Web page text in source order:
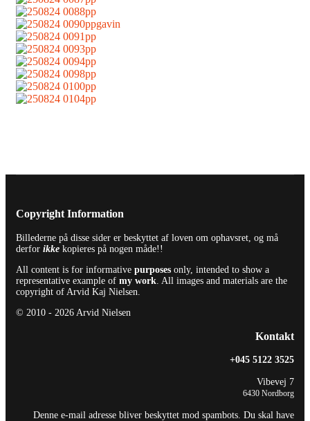
Copyright Information
Billederne på disse sider er beskyttet af loven om ophavsret, og må
derfor ikke kopieres på nogen måde!!
All content is for informative purposes only, intended to show a
representative example of my work . All images and materials are the
copyright of Arvid Kaj Nielsen.
© 2010 - 2026 Arvid Nielsen
Kontakt
+045 5122 3525
Vibevej 7
6430 Nordborg
Denne e-mail adresse bliver beskyttet mod spambots. Du skal have